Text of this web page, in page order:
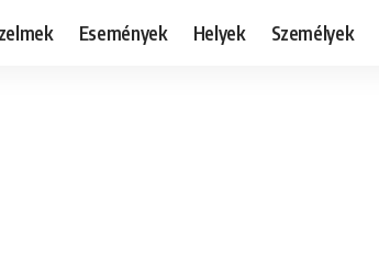
Események Helyek Személyek